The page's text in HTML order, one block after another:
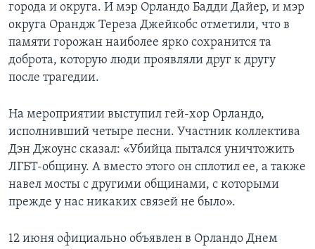
города и округа. И мэр Орландо Бадди Дайер, и мэр
округа Орандж Тереза Джейкобс отметили, что в
памяти горожан наиболее ярко сохранится та
доброта, которую люди проявляли друг к другу
после трагедии.
На мероприятии выступил гей-хор Орландо,
исполнивший четыре песни. Участник коллектива
Дэн Джоунс сказал: «Убийца пытался уничтожить
ЛГБТ-общину. А вместо этого он сплотил ее, а также
навел мосты с другими общинами, с которыми
прежде у нас никаких связей не было».
12 июня официально объявлен в Орландо Днем